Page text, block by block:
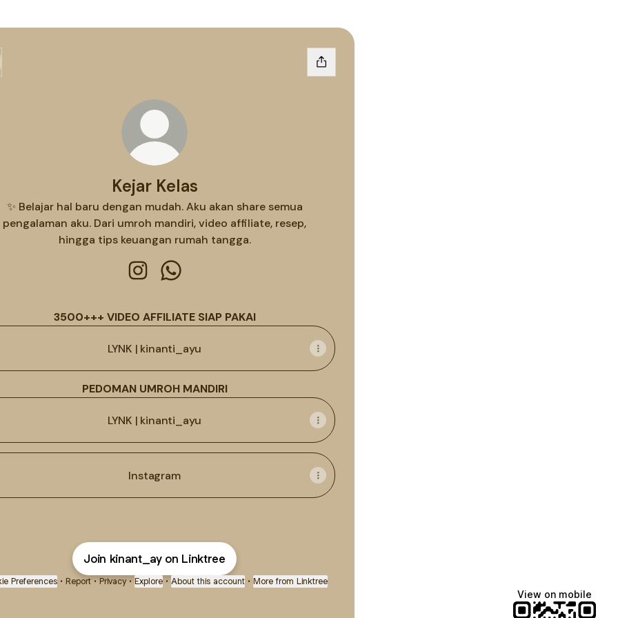
Kejar Kelas
✨ Belajar hal baru dengan mudah. Aku akan share semua
pengalaman aku. Dari umroh mandiri, video affiliate, resep,
hingga tips keuangan rumah tangga.
3500+++ VIDEO AFFILIATE SIAP PAKAI
LYNK | kinanti_ayu
PEDOMAN UMROH MANDIRI
LYNK | kinanti_ayu
Instagram
Join kinant_ay on Linktree
Preferences • Report • Privacy • Explore • About this account • More from Linktree
View on mobile